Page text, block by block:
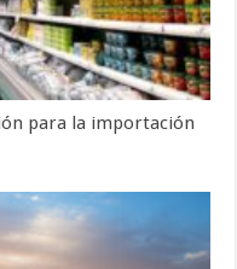
para la importación